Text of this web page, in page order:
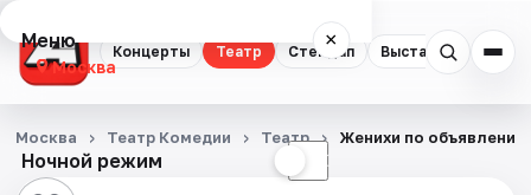
Концерты Театр Стендап Выставки
Меню ×
Москва
Концерты
Театр
Ночной режим ☾
Москва Театр Комедии Театр Женихи по объявлению